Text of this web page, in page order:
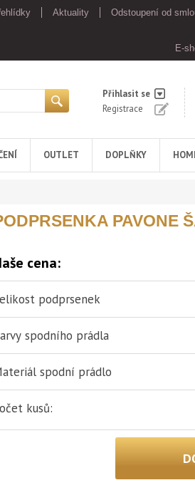
Aktuality
Odstoupení od
E-
Přihlasit se
Registrace
OUTLET DOPLŇKY
PAVONE
cena:
podprsenek
spodního prádla
spodní prádlo
kusů: